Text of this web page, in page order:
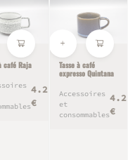
café Raja
4.2
€
Tasse à café
expresso Quintana
Accessoires
et
consommables
4.2
€